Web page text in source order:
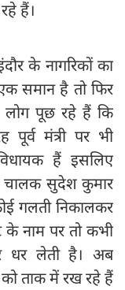
हैं।
के नागरिकों का
समान है तो फिर
लोग पूछ रहे हैं कि
पूर्व मंत्री पर भी
हैं इसलिए
चालक सुदेश कुमार
गलती निकालकर
के नाम पर तो कभी
धर लेती है। अब
ताक में रख रहे हैं